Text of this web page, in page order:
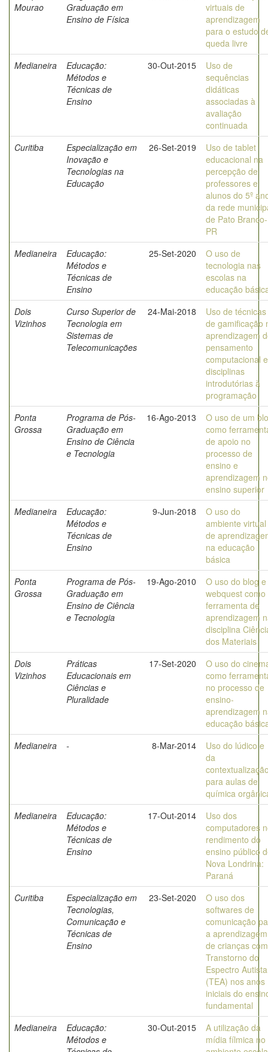
Mourao
Graduação em
Ensino de Física
virtuais de
aprendizagem
para o estudo
queda livre
Medianeira
Educação:
Métodos e
Técnicas de
Ensino
30-Out-2015
Uso de
sequências
didáticas
associadas à
avaliação
continuada
Curitiba
Especialização em
Inovação e
Tecnologias na
Educação
26-Set-2019
Uso de tablet
educacional na
percepção de
professores e
alunos do 5º
da rede
de Pato Branco-
PR
Medianeira
Educação:
Métodos e
Técnicas de
Ensino
25-Set-2020
O uso de
tecnologia nas
escolas na
educação
Dois
Vizinhos
Curso Superior de
Tecnologia em
Sistemas de
Telecomunicações
24-Mai-2018
Uso de técnicas
de gamificação
aprendizagem
pensamento
computacional
disciplinas
introdutórias à
programação
Ponta
Grossa
Programa de Pós-
Graduação em
Ensino de Ciência
e Tecnologia
16-Ago-2013
O uso de um
como
de apoio no
processo de
ensino e
aprendizagem
ensino superior
Medianeira
Educação:
Métodos e
Técnicas de
Ensino
9-Jun-2018
O uso do
ambiente virtual
de
na educação
básica
Ponta
Grossa
Programa de Pós-
Graduação em
Ensino de Ciência
e Tecnologia
19-Ago-2010
O uso do blog e
webquest como
ferramenta de
aprendizagem
disciplina
dos Materiais
Dois
Vizinhos
Práticas
Educacionais em
Ciências e
Pluralidade
17-Set-2020
O uso do
como
no processo de
ensino-
aprendizagem
educação
Medianeira
- 8-Mar-2014
Uso do lúdico e
da
para aulas de
química
Medianeira
Educação:
Métodos e
Técnicas de
Ensino
17-Out-2014
Uso dos
computadores
rendimento do
ensino público
Nova Londrina:
Paraná
Curitiba
Especialização em
Tecnologias,
Comunicação e
Técnicas de
Ensino
23-Set-2020
O uso dos
softwares de
comunicação
a aprendizagem
de crianças com
Transtorno do
Espectro Autista
(TEA) nos anos
iniciais do
fundamental
Medianeira
Educação:
Métodos e
30-Out-2015
A utilização da
mídia fílmica no